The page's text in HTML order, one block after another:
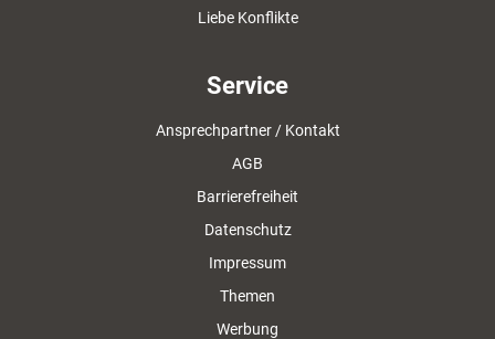
Liebe Konflikte
Service
Ansprechpartner / Kontakt
AGB
Barrierefreiheit
Datenschutz
Impressum
Themen
Werbung